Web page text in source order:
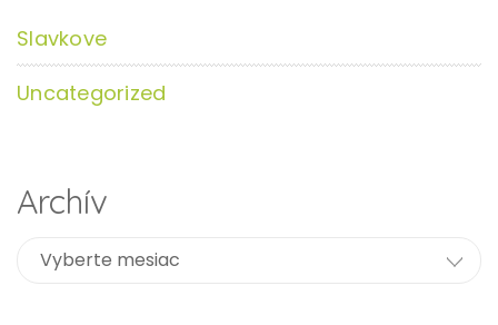
Slavkove
Uncategorized
Archív